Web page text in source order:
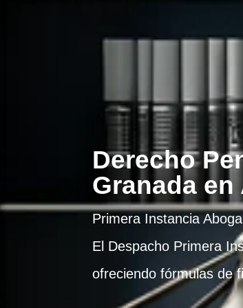
Derecho
Granada en
Primera Instancia
El Despacho Primera
ofreciendo fórmulas de